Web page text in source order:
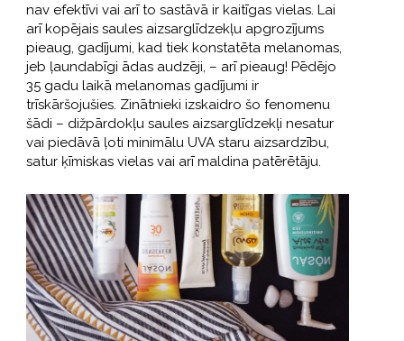
nav efektīvi vai arī to sastāvā ir kaitīgas vielas. Lai
arī kopējais saules aizsarglīdzekļu apgrozījums
pieaug, gadījumi, kad tiek konstatēta melanomas,
jeb ļaundabīgi ādas audzēji, – arī pieaug! Pēdējo
35 gadu laikā melanomas gadījumi ir
trīskāršojušies. Zinātnieki izskaidro šo fenomenu
šādi – dižpārdokļu saules aizsarglīdzekļi nesatur
vai piedāvā ļoti minimālu UVA staru aizsardzību,
satur ķīmiskas vielas vai arī maldina patērētāju.